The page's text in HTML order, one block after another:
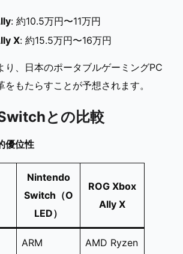
: 約10.5万円〜11万円
X: 約15.5万円〜16万円
り、日本のポータブルゲーミングPC
もたらすことが予想されます。
との比較
優位性
Nintendo
Switch（O
LED）
ROG Xbox
Ally X
ARM
AMD Ryzen